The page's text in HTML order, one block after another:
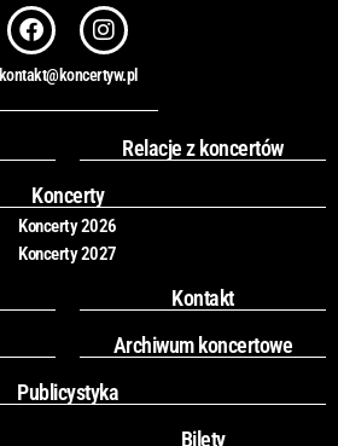
F
a
c
e
b
o
k
I
n
s
t
a
r
a
m
kontakt@koncertyw.pl
Relacje z koncertów
Koncerty
Koncerty 2026
Koncerty 2027
Kontakt
Archiwum koncertowe
Publicystyka
Bilety